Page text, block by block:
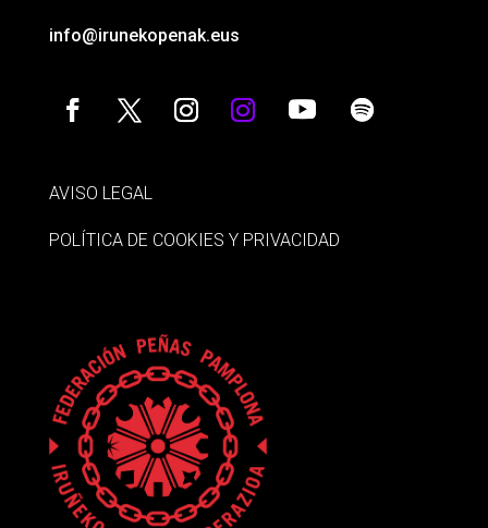
info@irunekopenak.eus
AVISO LEGAL
POLÍTICA DE COOKIES Y PRIVACIDAD